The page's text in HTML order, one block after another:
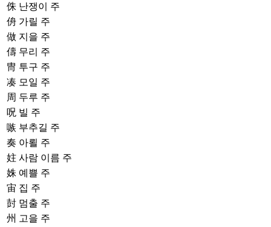
侏 난쟁이 주
侜 가릴 주
做 지을 주
儔 무리 주
冑 투구 주
凑 모일 주
周 두루 주
呪 빌 주
嗾 부추길 주
奏 아뢸 주
妵 사람 이름 주
姝 예쁠 주
宙 집 주
尌 멈출 주
州 고을 주